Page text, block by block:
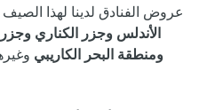
عروض الفنادق لدينا لهذا
الأندلس وجزر الكناري
ومنطقة البحر الكاريبي